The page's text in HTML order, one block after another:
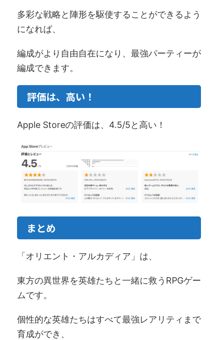
多彩な戦略と陣形を駆使することができるよう
になれば、
編成がより自由自在になり、最強パーティーが
編成できます。
評価は、高い！
Apple Storeの評価は、4.5/5と高い！
まとめ
「オリエント・アルカディア」は、
東方の異世界を英雄たちと一緒に救うRPGゲー
ムです。
個性的な英雄たちはすべて最強レアリティまで
育成ができ、